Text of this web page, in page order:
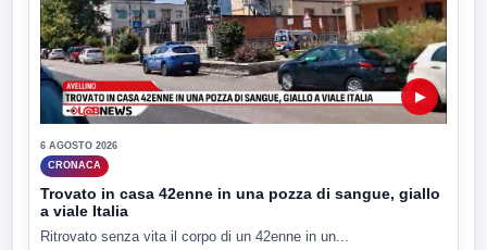
▶
6 AGOSTO 2026
CRONACA
Trovato in casa 42enne in una pozza di sangue, giallo
a viale Italia
Ritrovato senza vita il corpo di un 42enne in un...